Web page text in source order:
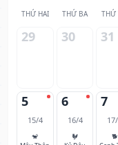
THỨ HAI THỨ BA THỨ
29 30 31
5
15/4
🐒
6
16/4
🐓
7
🐕